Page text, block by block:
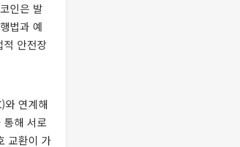
인은 발
법과 예
적 안전장
와 연계해
해 서로
교환이 가